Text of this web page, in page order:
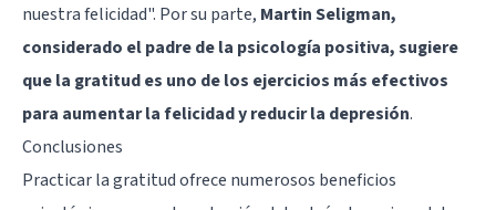
nuestra felicidad". Por su parte, Martin Seligman,
considerado el padre de la psicología positiva, sugiere
que la gratitud es uno de los ejercicios más efectivos
para aumentar la felicidad y reducir la depresión.
Conclusiones
Practicar la gratitud ofrece numerosos beneficios